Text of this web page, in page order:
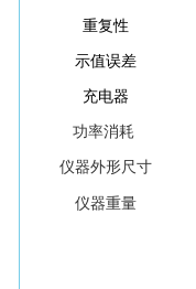
重复性
示值误差
充电器
功率消耗
仪器外形尺寸
仪器重量